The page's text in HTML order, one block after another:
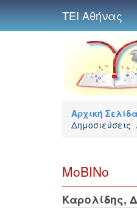
ΤΕΙ Αθήνας
Αρχική Σελίδα
Δημοσιεύσεις
MoBINo
Καρολίδης,